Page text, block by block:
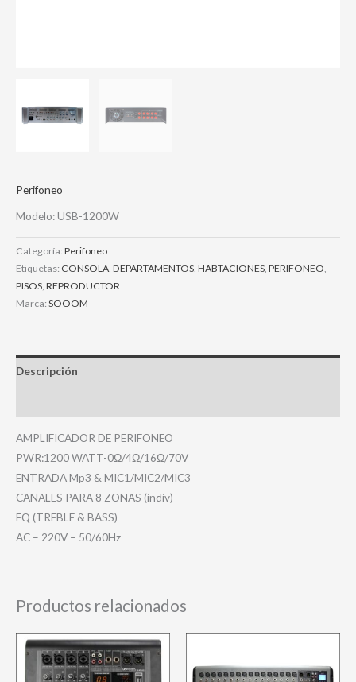
Perifoneo
Modelo: USB-1200W
Categoría: Perifoneo
Etiquetas: CONSOLA DEPARTAMENTOS HABTACIONES PERIFONEO
PISOS REPRODUCTOR
Marca: SOOOM
Descripción
AMPLIFICADOR DE PERIFONEO
PWR:1200 WATT-0Ω/4Ω/16Ω/70V
ENTRADA Mp3 & MIC1/MIC2/MIC3
CANALES PARA 8 ZONAS (indiv)
EQ (TREBLE & BASS)
AC – 220V – 50/60Hz
Productos relacionados